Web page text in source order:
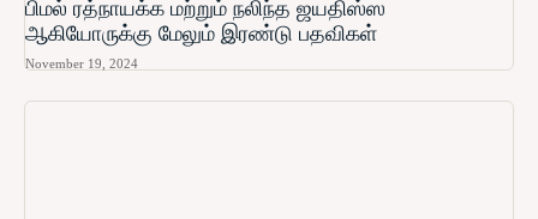
பிமல் ரத்நாயக்க மற்றும் நலிந்த ஜயதிஸ்ஸ
ஆகியோருக்கு மேலும் இரண்டு பதவிகள்
November 19, 2024